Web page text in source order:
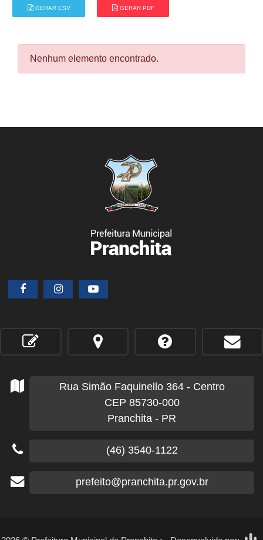
GERAR CSV GERAR PDF
Nenhum elemento encontrado.
Rua Simão Faquinello 364 - Centro
CEP 85730-000
Pranchita - PR
(46) 3540-1122
prefeito@pranchita.pr.gov.br